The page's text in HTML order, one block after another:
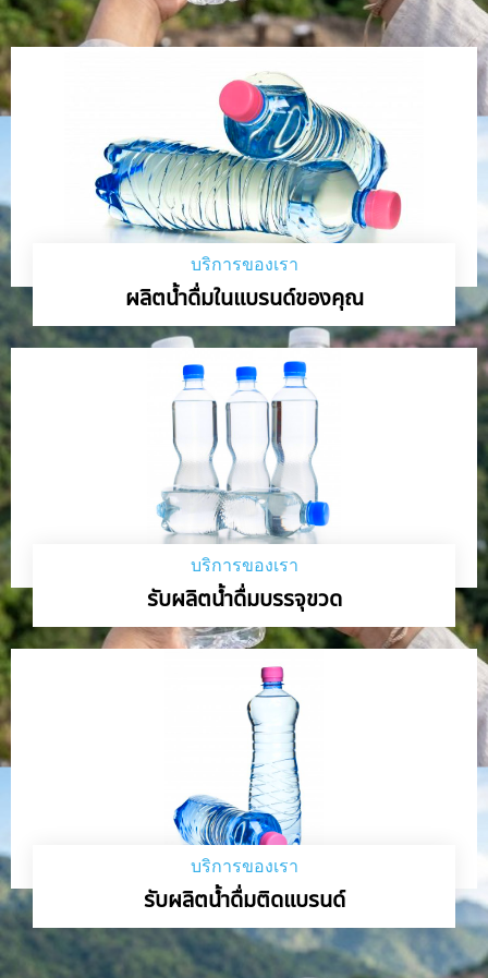
บริการของเรา
ผลิตน้ำดื่มในแบรนด์ของคุณ
บริการของเรา
รับผลิตน้ำดื่มบรรจุขวด
บริการของเรา
รับผลิตน้ำดื่มติดแบรนด์